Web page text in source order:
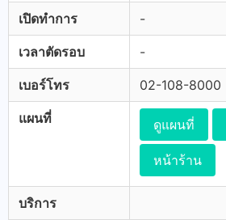
เปิดทำการ -
เวลาตัดรอบ -
เบอร์โทร 02-108-8000
แผนที่ ดูแผนที่
หน้าร้าน
บริการ